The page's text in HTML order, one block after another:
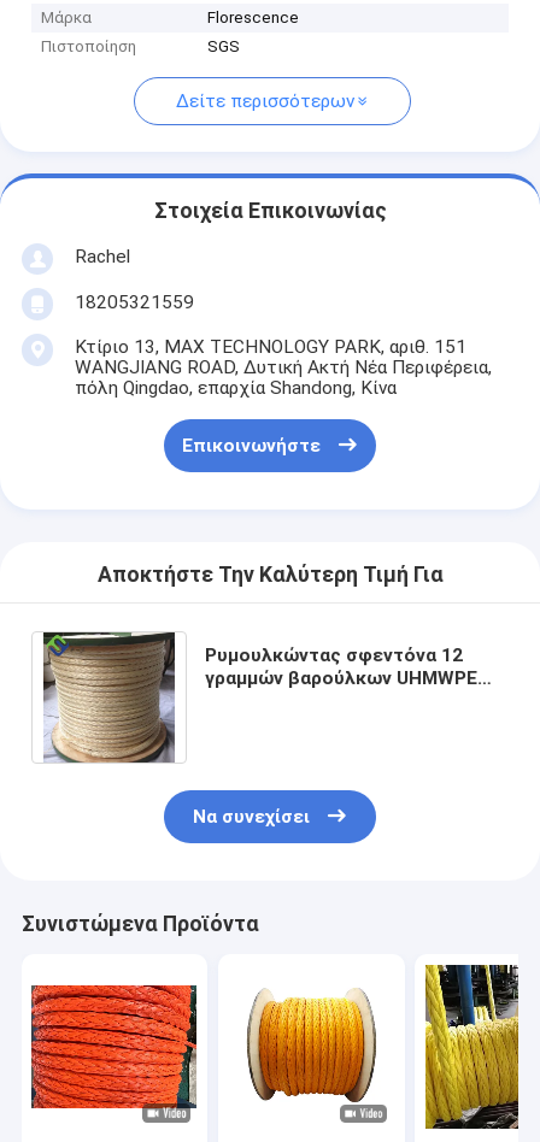
Μάρκα
Florescence
Πιστοποίηση
SGS
Δείτε περισσότερων
Στοιχεία Επικοινωνίας
Rachel
18205321559
Κτίριο 13, MAX TECHNOLOGY PARK, αριθ. 151
WANGJIANG ROAD, Δυτική Ακτή Νέα Περιφέρεια,
πόλη Qingdao, επαρχία Shandong, Κίνα
Επικοινωνήστε
Αποκτήστε Την Καλύτερη Τιμή Για
Ρυμουλκώντας σφεντόνα 12
γραμμών βαρούλκων UHMWPE
Να συνεχίσει
Συνιστώμενα Προϊόντα